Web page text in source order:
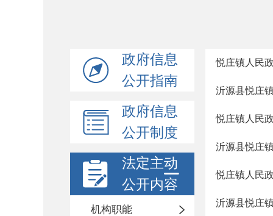
政府信息
公开指南
政府信息
公开制度
法定主动
公开内容
机构职能
悦庄镇人民
沂源县悦庄
悦庄镇人民
沂源县悦庄
悦庄镇人民
沂源县悦庄